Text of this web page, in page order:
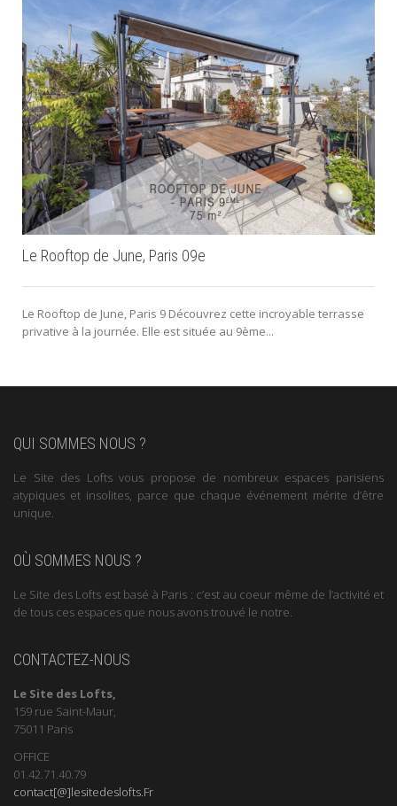
Le Rooftop de June, Paris 09e
Le Rooftop de June, Paris 9 Découvrez cette incroyable terrasse
privative à la journée. Elle est située au 9ème...
QUI SOMMES NOUS ?
Le Site des Lofts vous propose de nombreux espaces parisiens
atypiques et insolites, parce que chaque événement mérite d’être
unique.
OÙ SOMMES NOUS ?
Le Site des Lofts est basé à Paris : c’est au coeur même de l’activité et
de tous ces espaces que nous avons trouvé le notre.
CONTACTEZ-NOUS
Le Site des Lofts,
159 rue Saint-Maur,
75011 Paris
OFFICE
01.42.71.40.79
contact[@]lesitedeslofts.Fr